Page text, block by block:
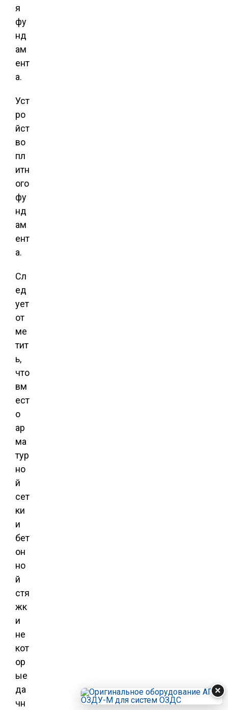
я
фу
нд
ам
ент
а.
Уст
ро
йст
во
пл
итн
ого
фу
нд
ам
ент
а.
Сл
ед
ует
от
ме
тит
ь,
что
вм
ест
о
ар
ма
тур
но
й
сет
ки
и
бет
он
но
й
стя
жк
и
не
кот
ор
ые
да
чн
×